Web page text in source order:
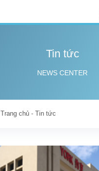
Tin tức
NEWS CENTER
Trang chủ - Tin tức